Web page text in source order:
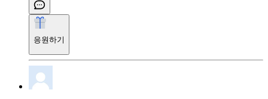
응원하기